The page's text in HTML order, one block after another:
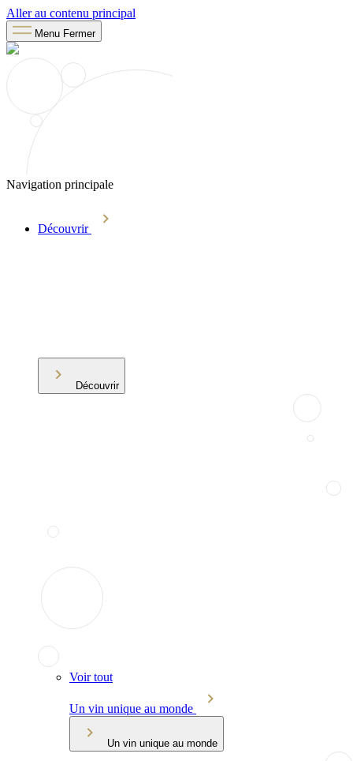
Aller au contenu principal
Menu Fermer
Navigation principale
Découvrir
Découvrir
Voir tout
Un vin unique au monde
Un vin unique au monde